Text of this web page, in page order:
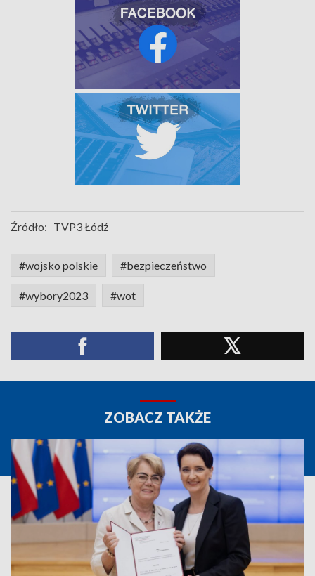
Źródło: TVP3 Łódź
#wojsko polskie #bezpieczeństwo
#wybory2023 #wot
ZOBACZ TAKŻE